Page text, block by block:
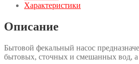
NF800,
ножом,
д/
воды,
чугун.
Характеристики
Описание
Бытовой фекальный насос
бытовых, сточных и смешанных вод,